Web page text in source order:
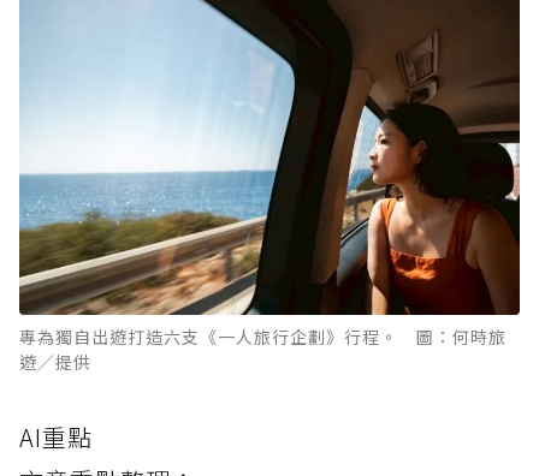
專為獨自出遊打造六支《一人旅行企劃》行程。 圖：何時旅
遊／提供
AI重點